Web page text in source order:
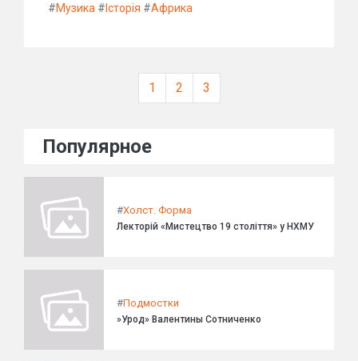
#Музика # Історія #Африка
1 2 3
Популярное
#Холст. Форма
Лекторій «Мистецтво 19 століття» у НХМУ
#Подмостки
»Урод» Валентины Сотниченко